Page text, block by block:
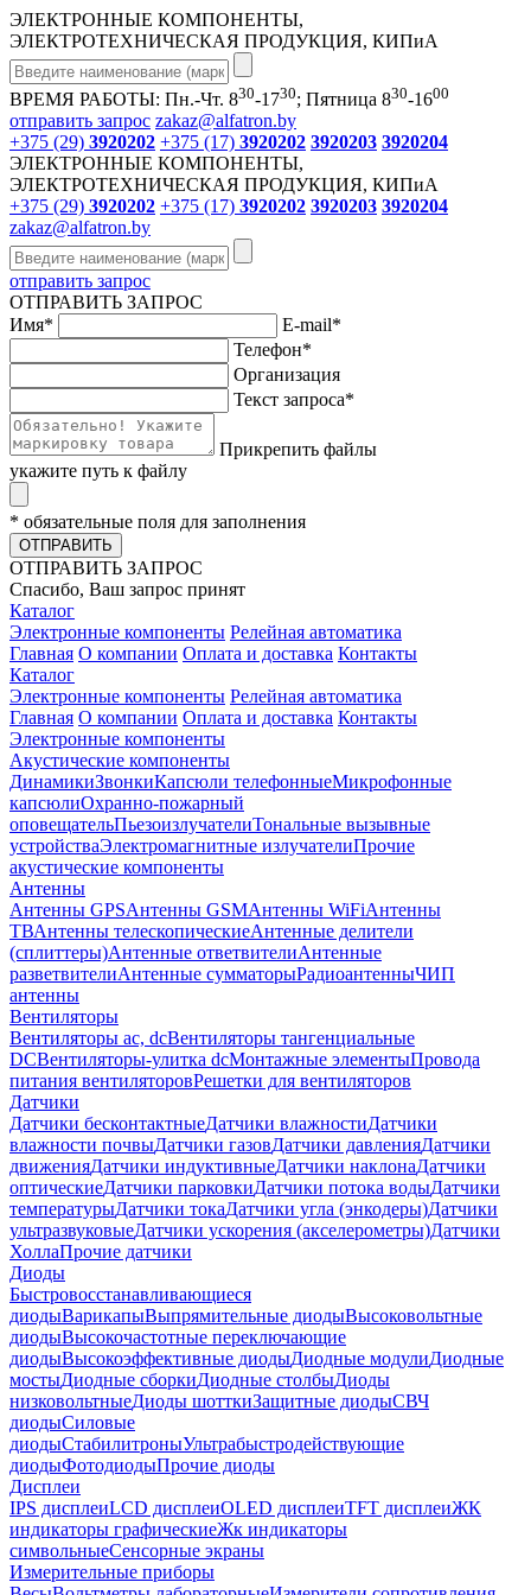
ЭЛЕКТРОННЫЕ КОМПОНЕНТЫ,
ЭЛЕКТРОТЕХНИЧЕСКАЯ ПРОДУКЦИЯ, КИПиА
ВРЕМЯ РАБОТЫ: Пн.-Чт. 830-1730; Пятница 830-1600
отправить запрос zakaz@alfatron.by
+375 (29) 3920202 +375 (17) 3920202 3920203 3920204
ЭЛЕКТРОННЫЕ КОМПОНЕНТЫ,
ЭЛЕКТРОТЕХНИЧЕСКАЯ ПРОДУКЦИЯ, КИПиА
+375 (29) 3920202 +375 (17) 3920202 3920203 3920204
zakaz@alfatron.by
отправить запрос
ОТПРАВИТЬ ЗАПРОС
Имя* E-mail*
Телефон*
Организация
Текст запроса*
Прикрепить файлы
укажите путь к файлу
* обязательные поля для заполнения
ОТПРАВИТЬ
ОТПРАВИТЬ ЗАПРОС
Спасибо, Ваш запрос принят
Каталог
Электронные компоненты Релейная автоматика
Главная О компании Оплата и доставка Контакты
Каталог
Электронные компоненты Релейная автоматика
Главная О компании Оплата и доставка Контакты
Электронные компоненты
Акустические компоненты
ДинамикиЗвонкиКапсюли телефонныеМикрофонные
капсюлиОхранно-пожарный
оповещательПьезоизлучателиТональные вызывные
устройстваЭлектромагнитные излучателиПрочие
акустические компоненты
Антенны
Антенны GPSАнтенны GSMАнтенны WiFiАнтенны
ТВАнтенны телескопическиеАнтенные делители
(сплиттеры)Антенные ответвителиАнтенные
разветвителиАнтенные сумматорыРадиоантенныЧИП
антенны
Вентиляторы
Вентиляторы ac, dcВентиляторы тангенциальные
DCВентиляторы-улитка dcМонтажные элементыПровода
питания вентиляторовРешетки для вентиляторов
Датчики
Датчики бесконтактныеДатчики влажностиДатчики
влажности почвыДатчики газовДатчики давленияДатчики
движенияДатчики индуктивныеДатчики наклонаДатчики
оптическиеДатчики парковкиДатчики потока водыДатчики
температурыДатчики токаДатчики угла (энкодеры)Датчики
ультразвуковыеДатчики ускорения (акселерометры)Датчики
ХоллаПрочие датчики
Диоды
Быстровосстанавливающиеся
диодыВарикапыВыпрямительные диодыВысоковольтные
диодыВысокочастотные переключающие
диодыВысокоэффективные диодыДиодные модулиДиодные
мостыДиодные сборкиДиодные столбыДиоды
низковольтныеДиоды шотткиЗащитные диодыСВЧ
диодыСиловые
диодыСтабилитроныУльтрабыстродействующие
диодыФотодиодыПрочие диоды
Дисплеи
IPS дисплеиLCD дисплеиOLED дисплеиTFT дисплеиЖК
индикаторы графическиеЖк индикаторы
символьныеСенсорные экраны
Измерительные приборы